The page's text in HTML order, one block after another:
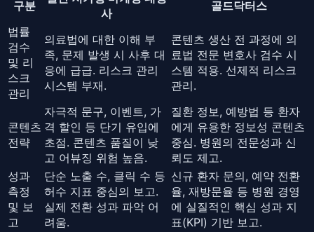
구분
사
골드닥터스
법률
검수
및 리
스크
관리
의료법에 대한 이해 부
족, 문제 발생 시 사후 대
응에 급급. 리스크 관리
시스템 부재.
콘텐츠 생산 전 과정에 의
료법 전문 변호사 검수 시
스템 적용. 선제적 리스크
관리.
콘텐츠
전략
자극적 문구, 이벤트, 가
격 할인 등 단기 유입에
초점. 콘텐츠 품질이 낮
고 어뷰징 위험 높음.
질환 정보, 예방법 등 환자
에게 유용한 정보성 콘텐츠
중심. 병원의 전문성과 신
뢰도 제고.
성과
측정
및 보
고
단순 노출 수, 클릭 수 등
허수 지표 중심의 보고.
실제 전환 성과 파악 어
려움.
신규 환자 문의, 예약 전환
율, 재방문율 등 병원 경영
에 실질적인 핵심 성과 지
표(KPI) 기반 보고.